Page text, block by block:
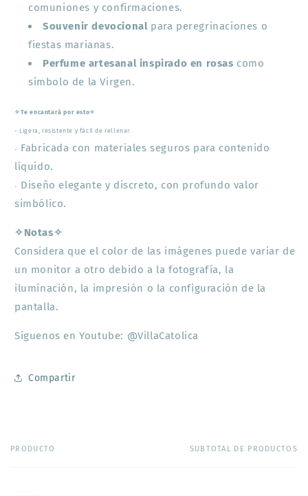
comuniones y confirmaciones.
Souvenir devocionalpara peregrinaciones o
fiestas marianas.
Perfume artesanal inspirado en rosas como
símbolo de la Virgen.
✧Te encantará por esto✧
- Ligera, resistente y fácil de rellenar.
-
Fabricada con materiales seguros para contenido
líquido.
-
Diseño elegante y discreto, con profundo valor
simbólico.
✧Notas✧
Considera que el color de las imágenes puede variar de
un monitor a otro debido a la fotografía, la
iluminación, la impresión o la configuración de la
pantalla.
Síguenos en Youtube: @VillaCatolica
Compartir
Tu
PRODUCTO SUBTOTAL DE PRODUCTOS